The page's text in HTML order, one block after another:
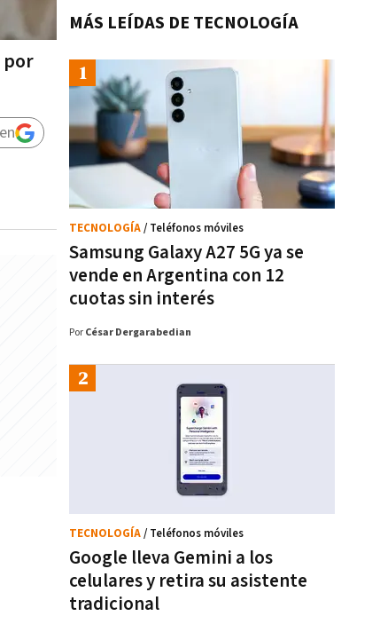
por
MÁS LEÍDAS DE TECNOLOGÍA
Samsung Galaxy A27 5G ya se
vende en Argentina con 12
cuotas sin interés
TECNOLOGÍA/ Teléfonos móviles
Por César Dergarabedian
Google lleva Gemini a los
celulares y retira su asistente
tradicional
TECNOLOGÍA/ Teléfonos móviles